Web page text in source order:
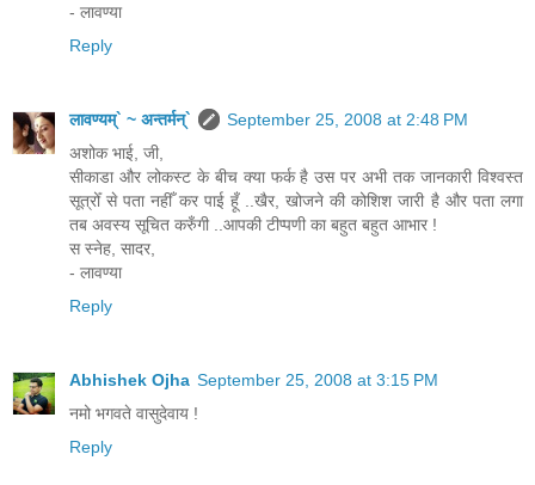
- लावण्या
Reply
लावण्यम्` ~ अन्तर्मन्`
September 25, 2008 at 2:48 PM
अशोक भाई, जी,
सीकाडा और लोकस्ट के बीच क्या फर्क है उस पर अभी तक जानकारी विश्वस्त
सूत्रोँ से पता नहीँ कर पाई हूँ ..खैर, खोजने की कोशिश जारी है और पता लगा
तब अवस्य सूचित करुँगी ..आपकी टीप्पणी का बहुत बहुत आभार !
स स्नेह, सादर,
- लावण्या
Reply
Abhishek Ojha September 25, 2008 at 3:15 PM
नमो भगवते वासुदेवाय !
Reply